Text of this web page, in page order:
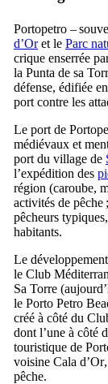
Portopetro –
d’Oret le Parc
crique enserrée
la Punta de sa
défense, édifiée
port contre les
Le port de
médiévaux et
port du village de
l’expédition des
région (caroube,
activités de
pêcheurs
habitants.
Le
le Club
Sa Torre
le Porto Petro
créé à côté du
dont l’une à côté
touristique de
voisine Cala d’Or
pêche.